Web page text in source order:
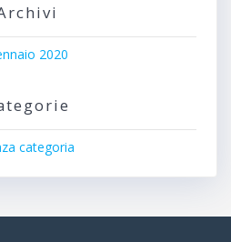
2020
categoria